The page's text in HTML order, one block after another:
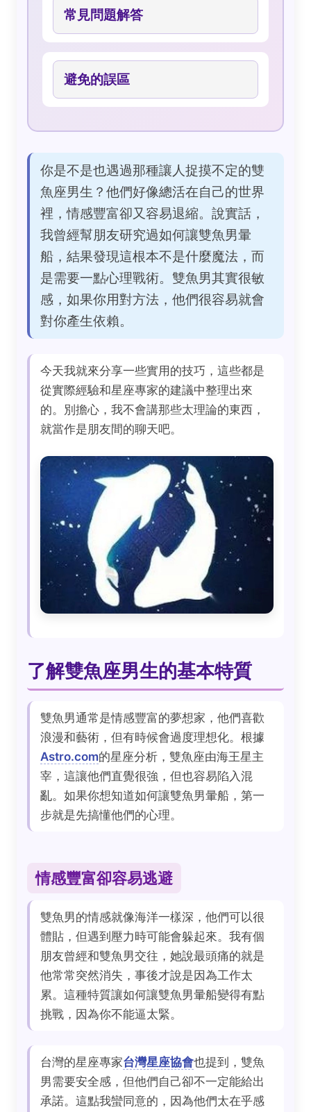
常見問題解答
避免的誤區
你是不是也遇過那種讓人捉摸不定的雙
魚座男生？他們好像總活在自己的世界
裡，情感豐富卻又容易退縮。說實話，
我曾經幫朋友研究過如何讓雙魚男暈
船，結果發現這根本不是什麼魔法，而
是需要一點心理戰術。雙魚男其實很敏
感，如果你用對方法，他們很容易就會
對你產生依賴。
今天我就來分享一些實用的技巧，這些都是
從實際經驗和星座專家的建議中整理出來
的。別擔心，我不會講那些太理論的東西，
就當作是朋友間的聊天吧。
了解雙魚座男生的基本特質
雙魚男通常是情感豐富的夢想家，他們喜歡
浪漫和藝術，但有時候會過度理想化。根據
Astro.com的星座分析，雙魚座由海王星主
宰，這讓他們直覺很強，但也容易陷入混
亂。如果你想知道如何讓雙魚男暈船，第一
步就是先搞懂他們的心理。
情感豐富卻容易逃避
雙魚男的情感就像海洋一樣深，他們可以很
體貼，但遇到壓力時可能會躲起來。我有個
朋友曾經和雙魚男交往，她說最頭痛的就是
他常常突然消失，事後才說是因為工作太
累。這種特質讓如何讓雙魚男暈船變得有點
挑戰，因為你不能逼太緊。
台灣的星座專家台灣星座協會也提到，雙魚
男需要安全感，但他們自己卻不一定能給出
承諾。這點我蠻同意的，因為他們太在乎感